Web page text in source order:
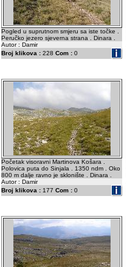
Pogled u suprutnom smjeru sa iste točke .
Peručko jezero sjeverna strana . Dinara .
Autor : Damir
Broj klikova : 228 Com : 0
Početak visoravni Martinova Košara .
Polovica puta do Sinjala . 1350 ndm . Oko
800 m dalje ravno je sklonište . Dinara .
Autor : Damir
Broj klikova : 177 Com : 0